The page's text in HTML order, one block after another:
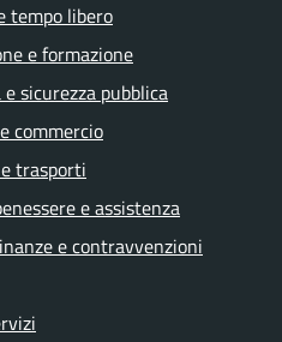
tempo libero
e formazione
sicurezza pubblica
commercio
trasporti
e assistenza
e contravvenzioni